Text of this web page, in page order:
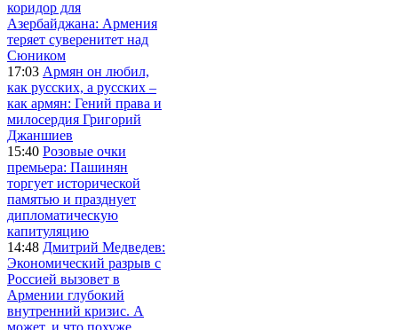
коридор для
Азербайджана: Армения
теряет суверенитет над
Сюником
17:03 Армян он любил,
как русских, а русских –
как армян: Гений права и
милосердия Григорий
Джаншиев
15:40 Розовые очки
премьера: Пашинян
торгует исторической
памятью и празднует
дипломатическую
капитуляцию
14:48 Дмитрий Медведев:
Экономический разрыв с
Россией вызовет в
Армении глубокий
внутренний кризис. А
может, и что похуже…